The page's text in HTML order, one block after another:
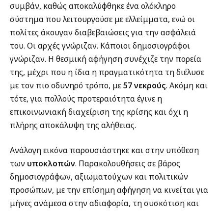
συμβάν, καθώς αποκαλύφθηκε ένα ολόκληρο
σύστημα που λειτουργούσε με ελλείμματα, ενώ οι
πολίτες άκουγαν διαβεβαιώσεις για την ασφάλειά
του. Οι αρχές γνώριζαν. Κάποιοι δημοσιογράφοι
γνώριζαν. Η θεσμική αφήγηση συνέχιζε την πορεία
της, μέχρι που η ίδια η πραγματικότητα τη διέλυσε
με τον πιο οδυνηρό τρόπο, με57 νεκρούς. Ακόμη και
τότε, για πολλούς προτεραιότητα έγινε η
επικοινωνιακή διαχείριση της κρίσης και όχι η
πλήρης αποκάλυψη της αλήθειας.
Ανάλογη εικόνα παρουσιάστηκε και στην υπόθεση
των υποκλοπών. Παρακολουθήσεις σε βάρος
δημοσιογράφων, αξιωματούχων και πολιτικών
προσώπων, με την επίσημη αφήγηση να κινείται για
μήνες ανάμεσα στην αδιαφορία, τη συσκότιση και